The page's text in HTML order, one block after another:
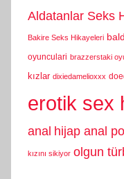
Aldatanlar Seks
Bakire Seks Hikayeleri
oyunculari brazzerstaki
kızlar dixiedamelioxxx
erotik sex
anal hijap anal
kızını sikiyor olgun